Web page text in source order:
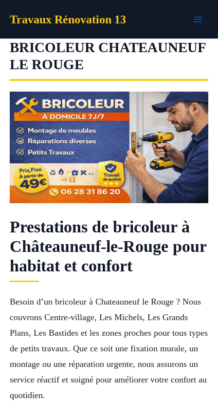
Travaux Rénovation 13
BRICOLEUR CHATEAUNEUF
LE ROUGE
Prestations de bricoleur à
Châteauneuf-le-Rouge pour
habitat et confort
Besoin d’un bricoleur à Chateauneuf le Rouge ? Nous
couvrons Centre-village, Les Michels, Les Grands
Plans, Les Bastides et les zones proches pour tous types
de petits travaux. Que ce soit une fixation murale, un
montage ou une réparation urgente, nous assurons un
service réactif et soigné pour améliorer votre confort au
quotidien.